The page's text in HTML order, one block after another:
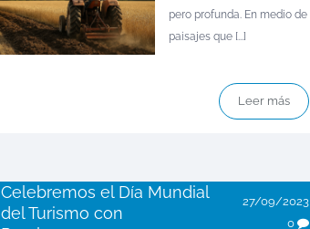
pero profunda. En medio de
paisajes que [...]
Leer más
Celebremos el Día Mundial
del Turismo con
27/09/2023
0